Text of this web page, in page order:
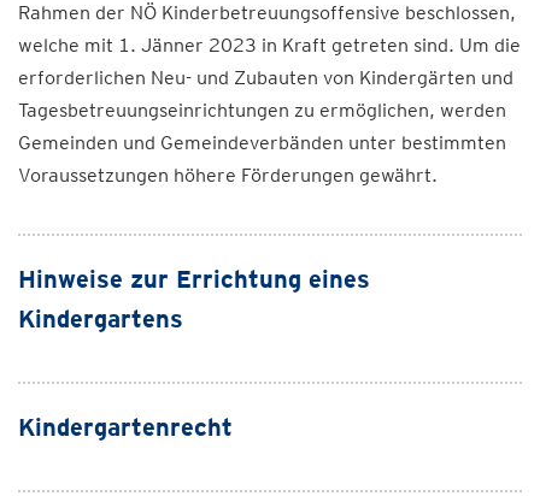
Rahmen der NÖ Kinderbetreuungsoffensive beschlossen,
welche mit 1. Jänner 2023 in Kraft getreten sind. Um die
erforderlichen Neu- und Zubauten von Kindergärten und
Tagesbetreuungseinrichtungen zu ermöglichen, werden
Gemeinden und Gemeindeverbänden unter bestimmten
Voraussetzungen höhere Förderungen gewährt.
Hinweise zur Errichtung eines
Kindergartens
Kindergartenrecht